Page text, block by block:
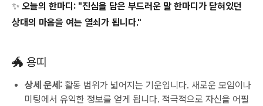
✨ 오늘의 한마디: "진심을 담은 부드러운 말 한마디가 닫혀있던
상대의 마음을 여는 열쇠가 됩니다."
🐲 용띠
상세 운세: 활동 범위가 넓어지는 기운입니다. 새로운 모임이나
미팅에서 유익한 정보를 얻게 됩니다. 적극적으로 자신을 어필